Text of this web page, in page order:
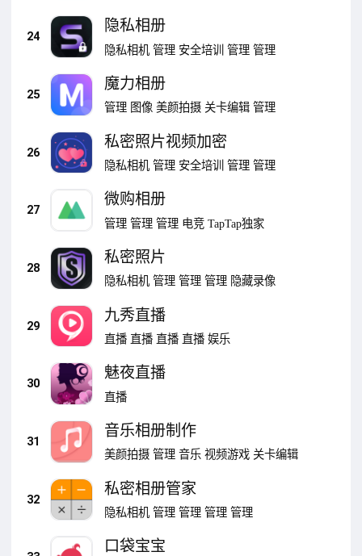
24
隐私相册
隐私相机 管理 安全培训 管理 管理
25
魔力相册
管理 图像 美颜拍摄 关卡编辑 管理
26
私密照片视频加密
隐私相机 管理 安全培训 管理 管理
27
微购相册
管理 管理 管理 电竞 TapTap独家
28
私密照片
隐私相机 管理 管理 管理 隐藏录像
29
九秀直播
直播 直播 直播 直播 娱乐
30
魅夜直播
直播
31
音乐相册制作
美颜拍摄 管理 音乐 视频游戏 关卡编辑
32
私密相册管家
隐私相机 管理 管理 管理 管理
口袋宝宝